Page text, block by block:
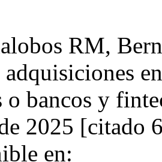
RM,
o bancos y
2025 [citado
en: